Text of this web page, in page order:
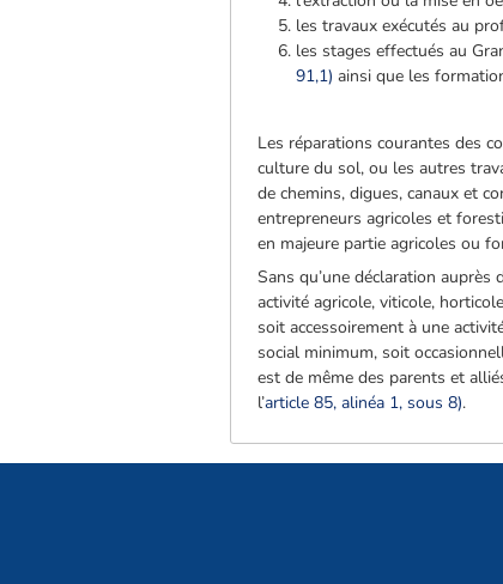
les travaux exécutés au
les stages effectués au
91,1) ainsi que les
Les réparations courantes des
culture du sol, ou les autres
de chemins, digues, canaux et
entrepreneurs agricoles et
en majeure partie agricoles ou
Sans qu’une déclaration
activité agricole, viticole,
soit accessoirement à une
social minimum, soit
est de même des parents et
l’article 85, alinéa 1, sous 8).